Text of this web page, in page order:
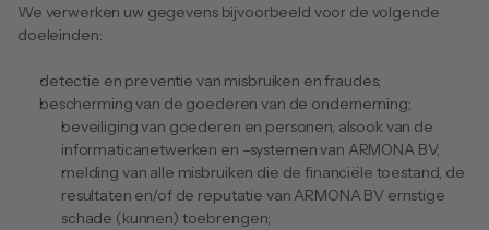
We verwerken uw gegevens bijvoorbeeld voor de volgende
doeleinden:
detectie en preventie van misbruiken en fraudes;
bescherming van de goederen van de onderneming;
beveiliging van goederen en personen, alsook van de
informaticanetwerken en –systemen van ARMONA BV;
melding van alle misbruiken die de financiële toestand, de
resultaten en/of de reputatie van ARMONA BV ernstige
schade (kunnen) toebrengen;